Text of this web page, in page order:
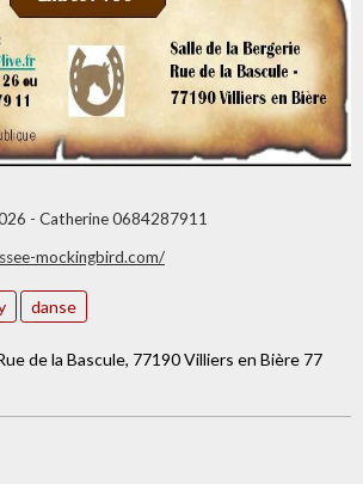
- Catherine 0684287911
mockingbird.com/
danse
de la Bascule, 77190 Villiers en Bière 77